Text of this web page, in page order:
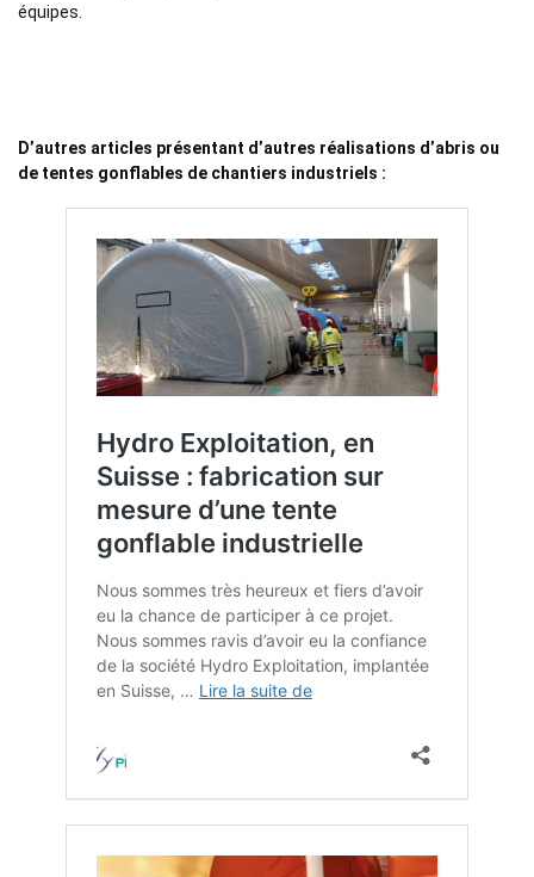
équipes.
D’autres articles présentant d’autres réalisations d’abris ou
de tentes gonflables de chantiers industriels :